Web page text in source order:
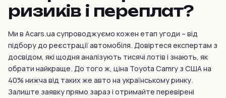
ризиків і переплат?
Ми в Acars.ua супроводжуємо кожен етап угоди – від
підбору до реєстрації автомобіля. Довіртеся експертам з
досвідом, які щодня аналізують тисячі лотів і знають, як
обрати найкраще. До того ж, ціна Toyota Camry з США на
40% нижча від таких же авто на українському ринку.
Залиште заявку прямо зараз і отримайте перевірені